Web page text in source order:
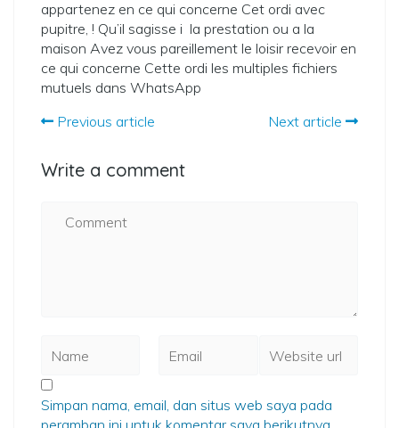
appartenez en ce qui concerne Cet ordi avec
pupitre, ! Qu’il sagisse i la prestation ou a la
maison Avez vous pareillement le loisir recevoir en
ce qui concerne Cette ordi les multiples fichiers
mutuels dans WhatsApp
Previous article
Next article
Write a comment
Simpan nama, email, dan situs web saya pada
peramban ini untuk komentar saya berikutnya.